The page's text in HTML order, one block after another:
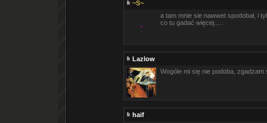
~S~
a tam mnie sie nawwet spodobał, i
co tu gadać więcej.....
Lazlow
Wogóle mi się nie podoba,
haif